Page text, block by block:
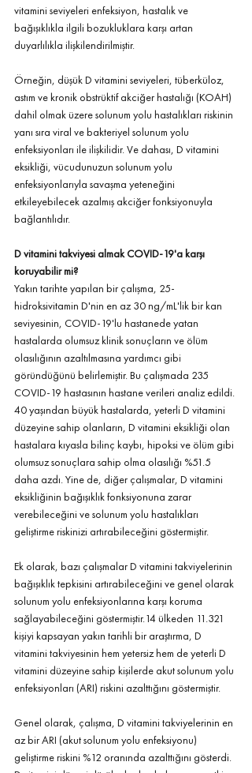
vitamini seviyeleri enfeksiyon, hastalık ve
bağışıklıkla ilgili bozukluklara karşı artan
duyarlılıkla ilişkilendirilmiştir.
Örneğin, düşük D vitamini seviyeleri, tüberküloz,
astım ve kronik obstrüktif akciğer hastalığı (KOAH)
dahil olmak üzere solunum yolu hastalıkları riskinin
yanı sıra viral ve bakteriyel solunum yolu
enfeksiyonları ile ilişkilidir. Ve dahası, D vitamini
eksikliği, vücudunuzun solunum yolu
enfeksiyonlarıyla savaşma yeteneğini
etkileyebilecek azalmış akciğer fonksiyonuyla
bağlantılıdır.
D vitamini takviyesi almak COVID-19'a karşı
koruyabilir mi?
Yakın tarihte yapılan bir çalışma, 25-
hidroksivitamin D'nin en az 30 ng/mL'lik bir kan
seviyesinin, COVID-19'lu hastanede yatan
hastalarda olumsuz klinik sonuçların ve ölüm
olasılığının azaltılmasına yardımcı gibi
göründüğünü belirlemiştir. Bu çalışmada 235
COVID-19 hastasının hastane verileri analiz edildi.
40 yaşından büyük hastalarda, yeterli D vitamini
düzeyine sahip olanların, D vitamini eksikliği olan
hastalara kıyasla bilinç kaybı, hipoksi ve ölüm gibi
olumsuz sonuçlara sahip olma olasılığı %51.5
daha azdı. Yine de, diğer çalışmalar, D vitamini
eksikliğinin bağışıklık fonksiyonuna zarar
verebileceğini ve solunum yolu hastalıkları
geliştirme riskinizi artırabileceğini göstermiştir.
Ek olarak, bazı çalışmalar D vitamini takviyelerinin
bağışıklık tepkisini artırabileceğini ve genel olarak
solunum yolu enfeksiyonlarına karşı koruma
sağlayabileceğini göstermiştir.14 ülkeden 11.321
kişiyi kapsayan yakın tarihli bir araştırma, D
vitamini takviyesinin hem yetersiz hem de yeterli D
vitamini düzeyine sahip kişilerde akut solunum yolu
enfeksiyonları (ARI) riskini azalttığını göstermiştir.
Genel olarak, çalışma, D vitamini takviyelerinin en
az bir ARI (akut solunum yolu enfeksiyonu)
geliştirme riskini %12 oranında azalttığını gösterdi.